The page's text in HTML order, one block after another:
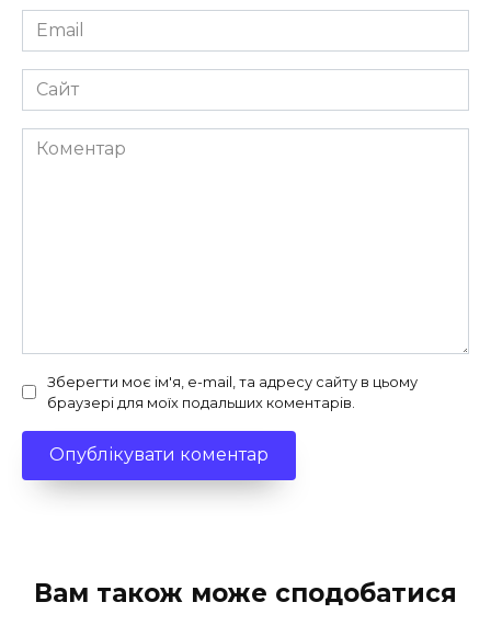
Email
*
Сайт
Коментар
Зберегти моє ім'я, e-mail, та адресу сайту в цьому
браузері для моїх подальших коментарів.
Вам також може сподобатися